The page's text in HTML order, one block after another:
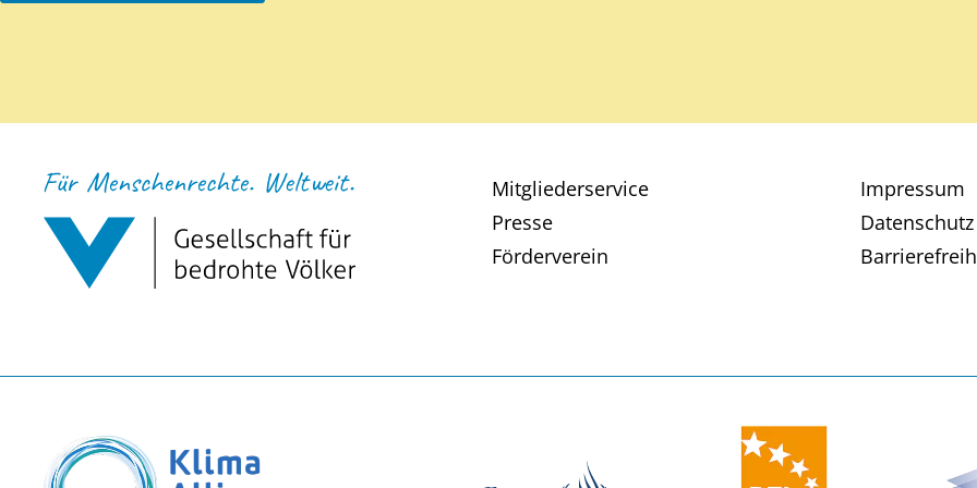
Mitgliederservice
Presse
Förderverein
Impressum
Datenschutz